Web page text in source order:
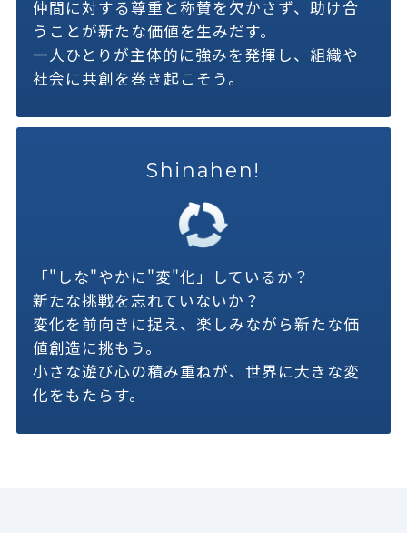
仲間に対する尊重と称賛を欠かさず、助け合
うことが新たな価値を生みだす。
一人ひとりが主体的に強みを発揮し、組織や
社会に共創を巻き起こそう。
Shinahen!
「"しな"やかに"変"化」しているか？
新たな挑戦を忘れていないか？
変化を前向きに捉え、楽しみながら新たな価
値創造に挑もう。
小さな遊び心の積み重ねが、世界に大きな変
化をもたらす。